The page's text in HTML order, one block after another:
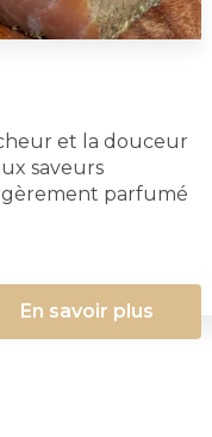
et la douceur
saveurs
parfumé
En savoir plus